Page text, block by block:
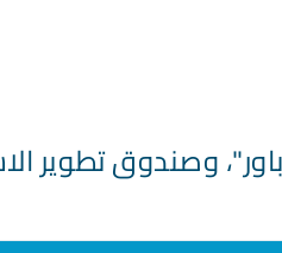
وصندوق تطوير